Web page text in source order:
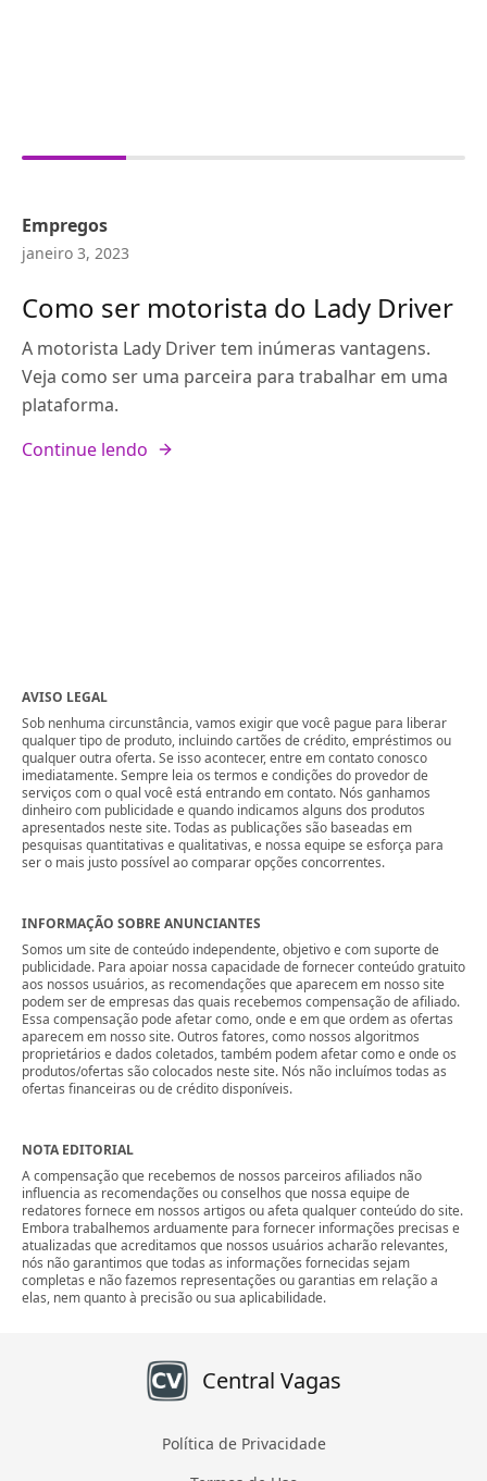
Empregos
janeiro 3, 2023
Como ser motorista do Lady Driver
A motorista Lady Driver tem inúmeras vantagens.
Veja como ser uma parceira para trabalhar em uma
plataforma.
Continue lendo
AVISO LEGAL
Sob nenhuma circunstância, vamos exigir que você pague para liberar
qualquer tipo de produto, incluindo cartões de crédito, empréstimos ou
qualquer outra oferta. Se isso acontecer, entre em contato conosco
imediatamente. Sempre leia os termos e condições do provedor de
serviços com o qual você está entrando em contato. Nós ganhamos
dinheiro com publicidade e quando indicamos alguns dos produtos
apresentados neste site. Todas as publicações são baseadas em
pesquisas quantitativas e qualitativas, e nossa equipe se esforça para
ser o mais justo possível ao comparar opções concorrentes.
INFORMAÇÃO SOBRE ANUNCIANTES
Somos um site de conteúdo independente, objetivo e com suporte de
publicidade. Para apoiar nossa capacidade de fornecer conteúdo gratuito
aos nossos usuários, as recomendações que aparecem em nosso site
podem ser de empresas das quais recebemos compensação de afiliado.
Essa compensação pode afetar como, onde e em que ordem as ofertas
aparecem em nosso site. Outros fatores, como nossos algoritmos
proprietários e dados coletados, também podem afetar como e onde os
produtos/ofertas são colocados neste site. Nós não incluímos todas as
ofertas financeiras ou de crédito disponíveis.
NOTA EDITORIAL
A compensação que recebemos de nossos parceiros afiliados não
influencia as recomendações ou conselhos que nossa equipe de
redatores fornece em nossos artigos ou afeta qualquer conteúdo do site.
Embora trabalhemos arduamente para fornecer informações precisas e
atualizadas que acreditamos que nossos usuários acharão relevantes,
nós não garantimos que todas as informações fornecidas sejam
completas e não fazemos representações ou garantias em relação a
elas, nem quanto à precisão ou sua aplicabilidade.
Central Vagas
Política de Privacidade